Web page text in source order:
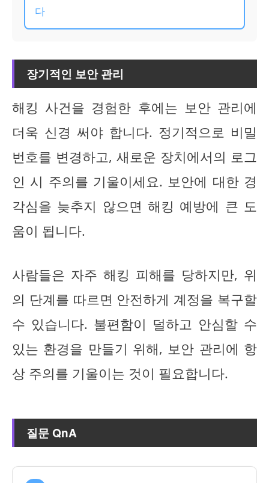
다
장기적인 보안 관리
해킹 사건을 경험한 후에는 보안 관리에
더욱 신경 써야 합니다. 정기적으로 비밀
번호를 변경하고, 새로운 장치에서의 로그
인 시 주의를 기울이세요. 보안에 대한 경
각심을 늦추지 않으면 해킹 예방에 큰 도
움이 됩니다.
사람들은 자주 해킹 피해를 당하지만, 위
의 단계를 따르면 안전하게 계정을 복구할
수 있습니다. 불편함이 덜하고 안심할 수
있는 환경을 만들기 위해, 보안 관리에 항
상 주의를 기울이는 것이 필요합니다.
질문 QnA